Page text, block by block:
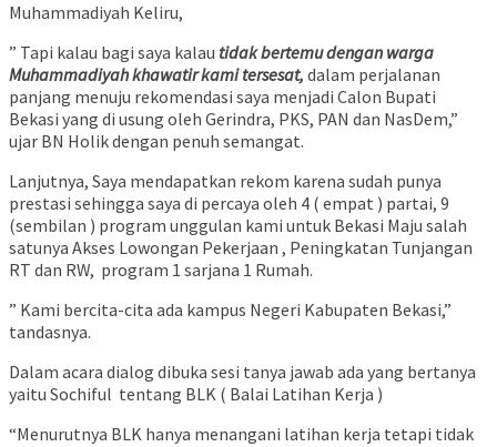
Muhammadiyah Keliru,
” Tapi kalau bagi saya kalau tidak bertemu dengan warga
Muhammadiyah khawatir kami tersesat, dalam perjalanan
panjang menuju rekomendasi saya menjadi Calon Bupati
Bekasi yang di usung oleh Gerindra, PKS, PAN dan NasDem,”
ujar BN Holik dengan penuh semangat.
Lanjutnya, Saya mendapatkan rekom karena sudah punya
prestasi sehingga saya di percaya oleh 4 ( empat ) partai, 9
(sembilan ) program unggulan kami untuk Bekasi Maju salah
satunya Akses Lowongan Pekerjaan , Peningkatan Tunjangan
RT dan RW, program 1 sarjana 1 Rumah.
” Kami bercita-cita ada kampus Negeri Kabupaten Bekasi,”
tandasnya.
Dalam acara dialog dibuka sesi tanya jawab ada yang bertanya
yaitu Sochiful tentang BLK ( Balai Latihan Kerja )
“Menurutnya BLK hanya menangani latihan kerja tetapi tidak